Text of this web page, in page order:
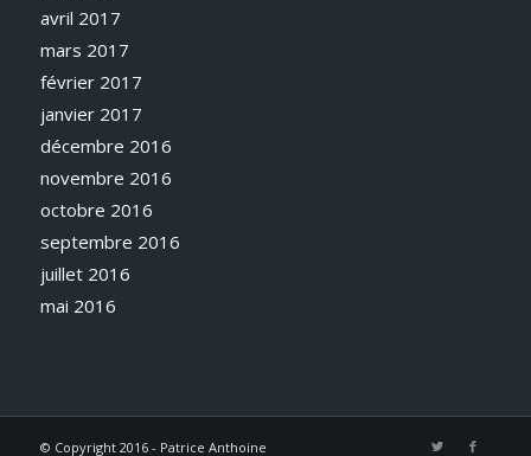
avril 2017
mars 2017
février 2017
janvier 2017
décembre 2016
novembre 2016
octobre 2016
septembre 2016
juillet 2016
mai 2016
© Copyright 2016 - Patrice Anthoine